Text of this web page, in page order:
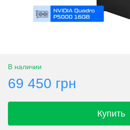
В наличии
69 450 грн
Купить